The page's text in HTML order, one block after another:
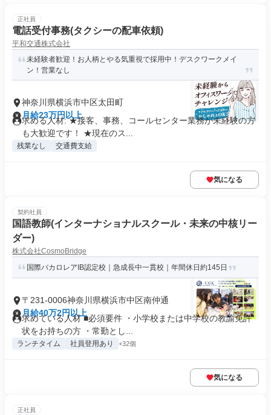
正社員
電話受付事務(タクシーの配車依頼)
平和交通株式会社
未経験者歓迎！お人柄とやる気重視で採用中！デスクワークメイ
ン！営業なし
神奈川県横浜市中区太田町
月給23万円以上
求める人材: ★接客、事務、コールセンター業務が未経験の方
も大歓迎です！ ★現在のス...
残業なし 交通費支給
気になる
契約社員
国語教師(インターナショナルスクール・未来の中核リー
ダー)
株式会社CosmoBridge
国際バカロレアIB認定校｜急成長中一貫校｜年間休日約145日
〒231-0006神奈川県横浜市中区南仲通
月給40万2円以上
求めている人材 ■必須要件 ・小学校または中学校の教諭免許
状をお持ちの方 ・常勤とし...
ランチタイム 社員登用あり +32個
気になる
正社員